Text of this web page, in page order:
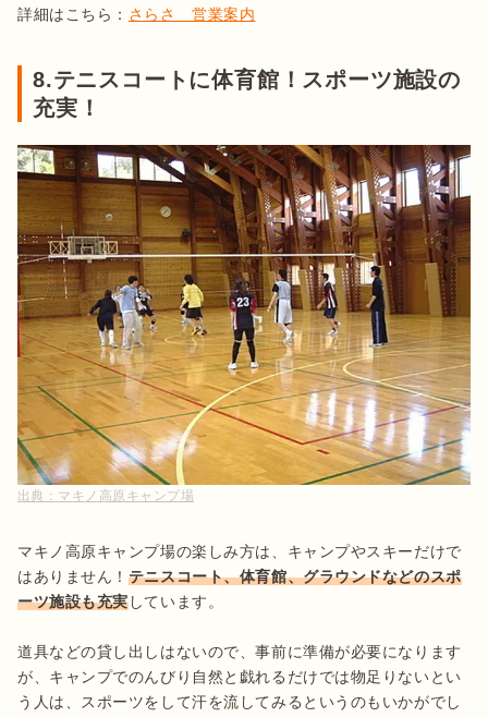
詳細はこちら： さらさ　営業案内
8.テニスコートに体育館！スポーツ施設の
充実！
出典： マキノ高原キャンプ場
マキノ高原キャンプ場の楽しみ方は、キャンプやスキーだけで
はありません！ テニスコート、体育館、グラウンドなどのスポ
ーツ施設も充実しています。
道具などの貸し出しはないので、事前に準備が必要になります
が、キャンプでのんびり自然と戯れるだけでは物足りないとい
う人は、スポーツをして汗を流してみるというのもいかがでし